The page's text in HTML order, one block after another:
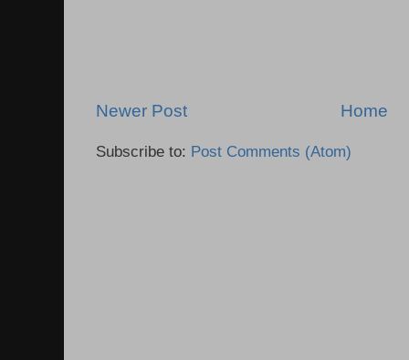
Newer Post Home
Subscribe to: Post Comments (Atom)